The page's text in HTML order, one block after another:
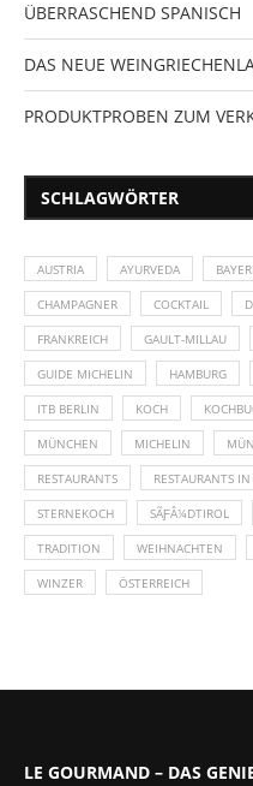
ÜBERRASCHEND SPANISCH
DAS NEUE
PRODUKTPROBEN ZUM
SCHLAGWÖRTER
AUSTRIA AYURVEDA
CHAMPAGNER COCKTAIL
FRANKREICH GAULT-MILLAU
GUIDE MICHELIN HAMBURG
ITB BERLIN KOCH
MÜNCHEN MICHELIN
RESTAURANTS RESTAURANTS
STERNEKOCH SÃƑÂ¼DTIROL
TRADITION WEIHNACHTEN
WINZER ÖSTERREICH
LE GOURMAND – DAS